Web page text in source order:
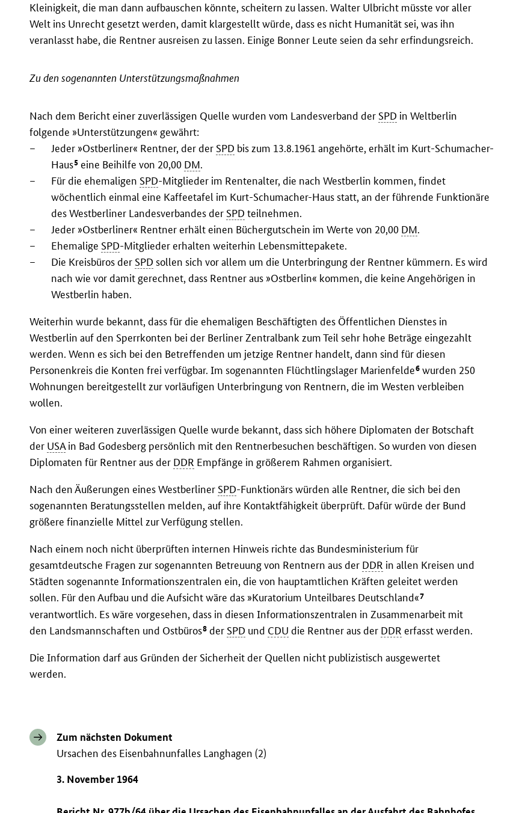
Kleinigkeit, die man dann aufbauschen könnte, scheitern zu lassen. Walter Ulbricht müsste vor aller
Welt ins Unrecht gesetzt werden, damit klargestellt würde, dass es nicht Humanität sei, was ihn
veranlasst habe, die Rentner ausreisen zu lassen. Einige Bonner Leute seien da sehr erfindungsreich.
Zu den sogenannten Unterstützungsmaßnahmen
Nach dem Bericht einer zuverlässigen Quelle wurden vom Landesverband der SPD in Weltberlin
folgende »Unterstützungen« gewährt:
–
Jeder »Ostberliner« Rentner, der der SPD bis zum 13.8.1961 angehörte, erhält im Kurt-Schumacher-
Haus5 eine Beihilfe von 20,00 DM.
–
Für die ehemaligen SPD-Mitglieder im Rentenalter, die nach Westberlin kommen, findet
wöchentlich einmal eine Kaffeetafel im Kurt-Schumacher-Haus statt, an der führende Funktionäre
des Westberliner Landesverbandes der SPD teilnehmen.
–
Jeder »Ostberliner« Rentner erhält einen Büchergutschein im Werte von 20,00 DM.
–
Ehemalige SPD-Mitglieder erhalten weiterhin Lebensmittepakete.
–
Die Kreisbüros der SPD sollen sich vor allem um die Unterbringung der Rentner kümmern. Es wird
nach wie vor damit gerechnet, dass Rentner aus »Ostberlin« kommen, die keine Angehörigen in
Westberlin haben.
Weiterhin wurde bekannt, dass für die ehemaligen Beschäftigten des Öffentlichen Dienstes in
Westberlin auf den Sperrkonten bei der Berliner Zentralbank zum Teil sehr hohe Beträge eingezahlt
werden. Wenn es sich bei den Betreffenden um jetzige Rentner handelt, dann sind für diesen
Personenkreis die Konten frei verfügbar. Im sogenannten Flüchtlingslager Marienfelde6 wurden 250
Wohnungen bereitgestellt zur vorläufigen Unterbringung von Rentnern, die im Westen verbleiben
wollen.
Von einer weiteren zuverlässigen Quelle wurde bekannt, dass sich höhere Diplomaten der Botschaft
der USAin Bad Godesberg persönlich mit den Rentnerbesuchen beschäftigen. So wurden von diesen
Diplomaten für Rentner aus der DDR Empfänge in größerem Rahmen organisiert.
Nach den Äußerungen eines Westberliner SPD-Funktionärs würden alle Rentner, die sich bei den
sogenannten Beratungsstellen melden, auf ihre Kontaktfähigkeit überprüft. Dafür würde der Bund
größere finanzielle Mittel zur Verfügung stellen.
Nach einem noch nicht überprüften internen Hinweis richte das Bundesministerium für
gesamtdeutsche Fragen zur sogenannten Betreuung von Rentnern aus der DDR in allen Kreisen und
Städten sogenannte Informationszentralen ein, die von hauptamtlichen Kräften geleitet werden
sollen. Für den Aufbau und die Aufsicht wäre das »Kuratorium Unteilbares Deutschland«7
verantwortlich. Es wäre vorgesehen, dass in diesen Informationszentralen in Zusammenarbeit mit
den Landsmannschaften und Ostbüros8 der SPD und CDU die Rentner aus der DDR erfasst werden.
Die Information darf aus Gründen der Sicherheit der Quellen nicht publizistisch ausgewertet
werden.
Zum nächsten Dokument
Ursachen des Eisenbahnunfalles Langhagen (2)
3. November 1964